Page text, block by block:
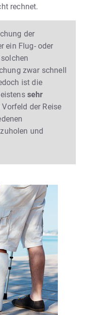
rechnet.
der
ein Flug- oder
zwar schnell
ist die
sehr
der Reise
und